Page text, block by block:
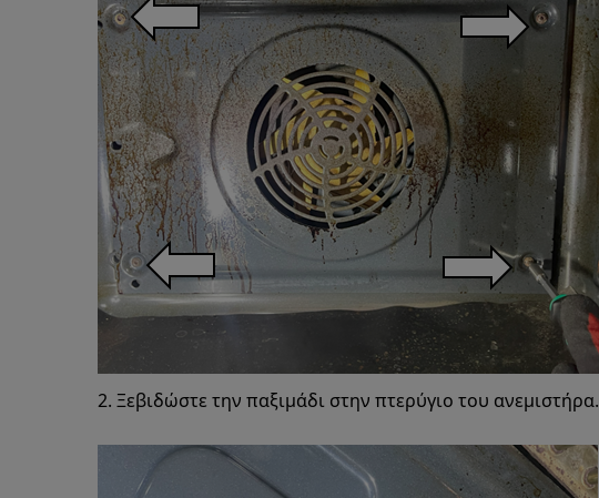
2. Ξεβιδώστε την παξιμάδι στην πτερύγιο του ανεμιστήρα.